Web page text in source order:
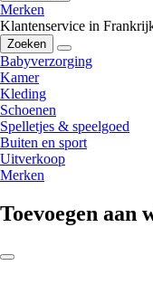
Merken
Klantenservice in
Zoeken
Babyverzorging
Kamer
Kleding
Schoenen
Spelletjes & speelgoed
Buiten en sport
Uitverkoop
Merken
Toevoegen aan